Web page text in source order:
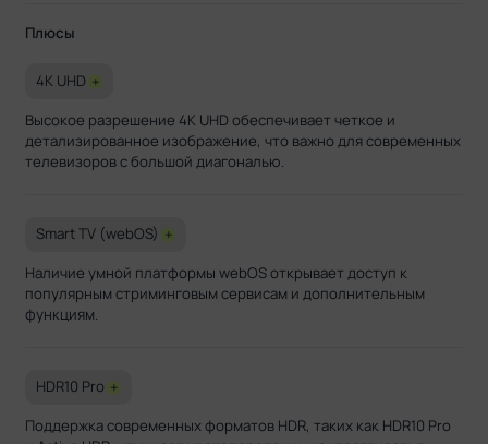
Плюсы
4K UHD +
Высокое разрешение 4K UHD обеспечивает четкое и
детализированное изображение, что важно для современных
телевизоров с большой диагональю.
Smart TV (webOS) +
Наличие умной платформы webOS открывает доступ к
популярным стриминговым сервисам и дополнительным
функциям.
HDR10 Pro +
Поддержка современных форматов HDR, таких как HDR10 Pro